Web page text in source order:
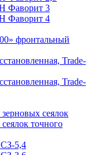
Фаворит 3
Фаворит 4
фронтальный
Trade-
Trade-
сеялок
точного
5,4